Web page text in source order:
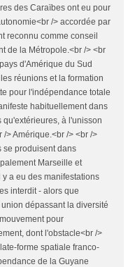
des Caraïbes ont eu pour
/> accordée par
reconnu comme conseil
de la Métropole.<br /> <br
d'Amérique du Sud
réunions et la formation
pour l'indépendance totale
habituellement dans
qu'extérieures, à l'unisson
> Amérique.<br /> <br />
se produisent dans
Marseille et
a eu des manifestations
interdit - alors que
dépassant la diversité
pour
dont l'obstacle<br />
forme spatiale franco-
de la Guyane